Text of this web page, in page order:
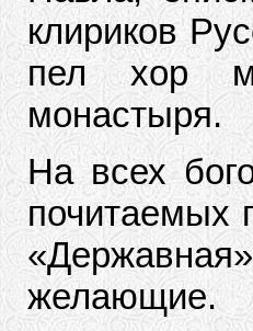
клириков
пел хор
монастыря.
На всех
почитаемых
желающие.